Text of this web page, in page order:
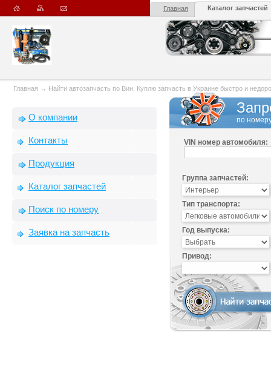
Главная Каталог запчастей
Главная → Найти автозапчасть по Вин. Куплю запчасть в Украине быстро и
О компании
Контакты
Продукция
Каталог запчастей
Поиск по номеру
Заявка на запчасть
по
VIN номер автомобиля:
Группа запчастей:
Тип транспорта:
Год выпуска:
Привод: